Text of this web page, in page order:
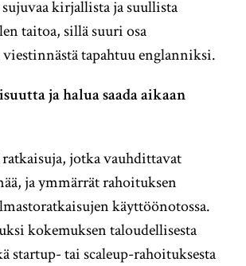
kirjallista ja suullista
taitoa, sillä suuri osa
tapahtuu englanniksi.
ja halua saada aikaan
ratkaisuja, jotka vauhdittavat
ja ymmärrät rahoituksen
käyttöönotossa.
kokemuksen taloudellisesta
startup- tai scaleup-rahoituksesta